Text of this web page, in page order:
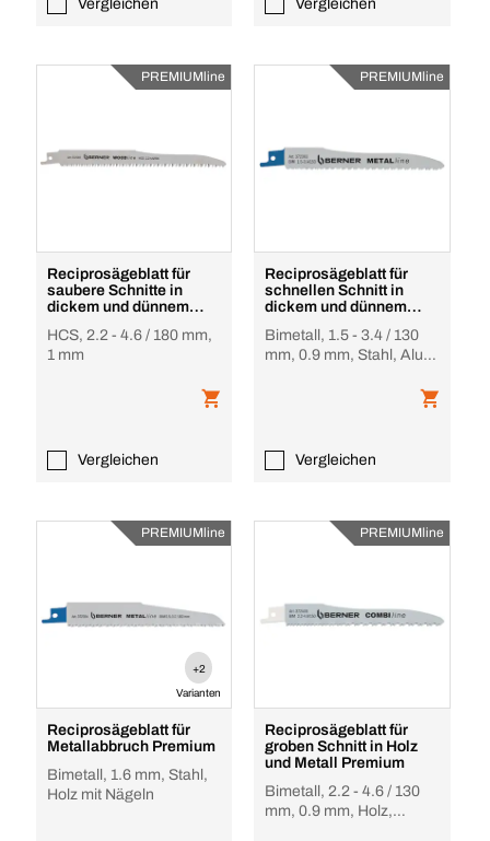
Vergleichen Vergleichen
PREMIUMline
Reciprosägeblatt für
saubere Schnitte in
dickem und dünnem
HCS, 2.2 - 4.6 / 180 mm,
1 mm
Vergleichen
PREMIUMline
Reciprosägeblatt für
schnellen Schnitt in
dickem und dünnem
Bimetall, 1.5 - 3.4 / 130
mm, 0.9 mm, Stahl, Alu,
Vergleichen
PREMIUMline
+2
Varianten
Reciprosägeblatt für
Metallabbruch Premium
Bimetall, 1.6 mm, Stahl,
Holz mit Nägeln
PREMIUMline
Reciprosägeblatt für
groben Schnitt in Holz
und Metall Premium
Bimetall, 2.2 - 4.6 / 130
mm, 0.9 mm, Holz,